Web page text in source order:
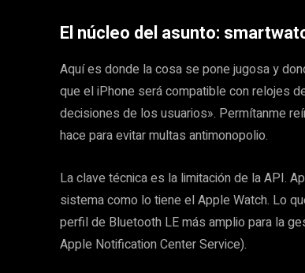
El núcleo del asunto:
Aquí es donde la cosa se pone jugosa y
que el iPhone será compatible con relojes
decisiones de los usuarios». Permítanme
hace para evitar multas antimonopolio.
La clave técnica es la limitación de la API.
sistema como lo tiene el Apple Watch. Lo
perfil de Bluetooth LE más amplio para la
Apple Notification Center Service).